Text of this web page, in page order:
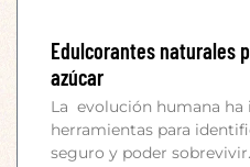
Edulcorantes naturales
azúcar
La evolución humana ha
herramientas para
seguro y poder